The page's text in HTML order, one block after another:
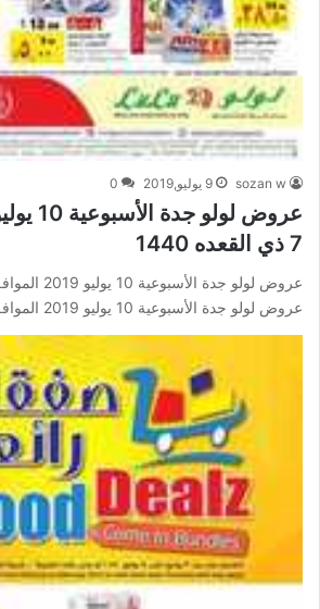
sozan w 9 يوليو,2019 0
7 ذي القعده 1440
عروض لولو جدة الأسبوعية 10 يوليو 2019 الموافق…